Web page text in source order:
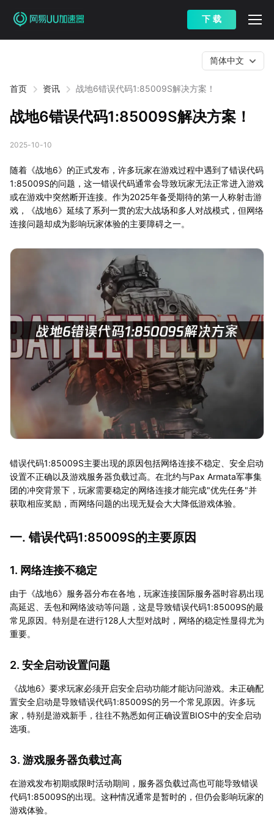
下 载
首页 资讯 战地6错误代码1:85009S解决方案！
简体中文
战地6错误代码1:85009S解决方案！
2025-10-10
随着《战地6》的正式发布，许多玩家在游戏过程中遇到了错误代码
1:85009S的问题，这一错误代码通常会导致玩家无法正常进入游戏
或在游戏中突然断开连接。作为2025年备受期待的第一人称射击游
戏，《战地6》延续了系列一贯的宏大战场和多人对战模式，但网络
连接问题却成为影响玩家体验的主要障碍之一。
错误代码1:85009S主要出现的原因包括网络连接不稳定、安全启动
设置不正确以及游戏服务器负载过高。在北约与Pax Armata军事集
团的冲突背景下，玩家需要稳定的网络连接才能完成"优先任务"并
获取相应奖励，而网络问题的出现无疑会大大降低游戏体验。
一. 错误代码1:85009S的主要原因
1. 网络连接不稳定
由于《战地6》服务器分布在各地，玩家连接国际服务器时容易出现
高延迟、丢包和网络波动等问题，这是导致错误代码1:85009S的最
常见原因。特别是在进行128人大型对战时，网络的稳定性显得尤为
重要。
2. 安全启动设置问题
《战地6》要求玩家必须开启安全启动功能才能访问游戏。未正确配
置安全启动是导致错误代码1:85009S的另一个常见原因。许多玩
家，特别是游戏新手，往往不熟悉如何正确设置BIOS中的安全启动
选项。
3. 游戏服务器负载过高
在游戏发布初期或限时活动期间，服务器负载过高也可能导致错误
代码1:85009S的出现。这种情况通常是暂时的，但仍会影响玩家的
游戏体验。